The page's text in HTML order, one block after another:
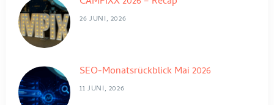
26 JUNI, 2026
SEO-Monatsrückblick Mai 2026
11 JUNI, 2026